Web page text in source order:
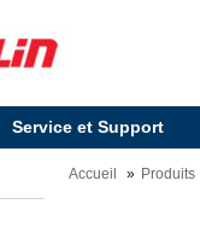
Service et Support
Accueil Produits